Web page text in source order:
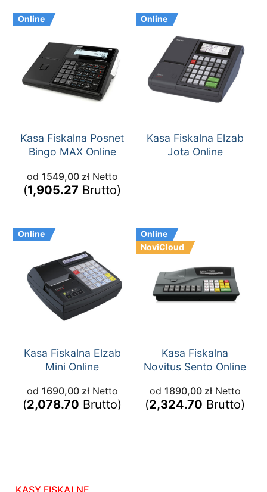
Online
Kasa Fiskalna Posnet
Bingo MAX Online
od 1549,00 złNetto
(1,905.27 Brutto)
Online
Kasa Fiskalna Elzab
Jota Online
Online
Kasa Fiskalna Elzab
Mini Online
od 1690,00 złNetto
(2,078.70 Brutto)
Online
NoviCloud
Kasa Fiskalna
Novitus Sento Online
od 1890,00 złNetto
(2,324.70 Brutto)